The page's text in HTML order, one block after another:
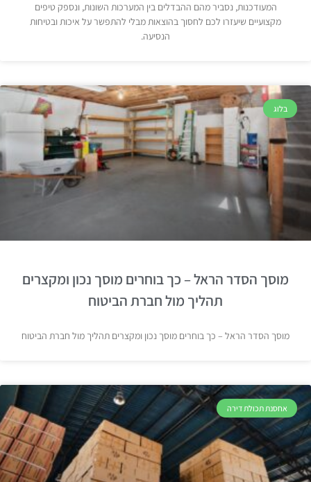
המעודכנות, נסביר מהם ההבדלים בין המערכות השונות, ונספק טיפים
מקצועיים שיעזרו לכם לחסוך בהוצאות מבלי להתפשר על איכות ובטיחות
הנסיעה.
בלוג
מוסך הסדר הראל – כך בוחרים מוסך נכון ומקצרים
תהליך מול חברת הביטוח
מוסך הסדר הראל – כך בוחרים מוסך נכון ומקצרים תהליך מול חברת הביטוח
אחסנת תכולת דירה